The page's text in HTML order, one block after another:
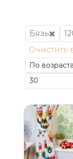
Бязь
Очистить